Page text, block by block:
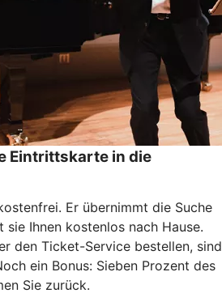
Eintrittskarte in die
Er übernimmt die Suche
Ihnen kostenlos nach Hause.
den Ticket-Service bestellen, sind
ein Bonus: Sieben Prozent des
Sie zurück.